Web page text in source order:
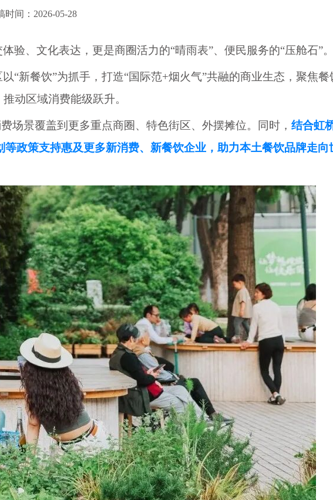
时间：2026-05-28
验、文化表达，更是商圈活力的“晴雨表”、便民服务的“压舱石”
“新餐饮”为抓手，打造“国际范+烟火气”共融的商业生态，聚焦餐
动区域消费能级跃升。
场景覆盖到更多重点商圈、特色街区、外摆摊位。同时， 结合虹
政策支持惠及更多新消费、新餐饮企业，助力本土餐饮品牌走向